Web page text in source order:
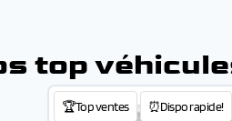
top
🏆Top ventes ⏰Dispo rapide!